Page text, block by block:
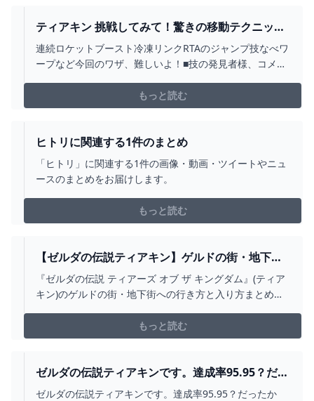
ティアキン 挑戦してみて！驚きの移動テクニック
９ ゼルダの伝説 ティアーズ オブ ザ キングダム -
YOUTUBE
連続ロケットブースト冷凍リンクRTAのジャンプ技なべワ
ープなど今回のワザ、難しいよ！■技の発見者様、コメン
戦してみて#ティアキン#バグ#小ネタ#裏技#ぶらリンク
もっと読む
ヒトリに関連する1件のまとめ
「ヒトリ」に関連する1件の画像・動画・ツイートやニュ
ースのまとめをお届けします。
もっと読む
【ゼルダの伝説ティアキン】ゲルドの街・地下街
への行き方と入り方 こころぐゲーム
『ゼルダの伝説 ティアーズ オブ ザ キングダム』(ティア
キン)のゲルドの街・地下街への行き方と入り方まとめで
入方法を順を追って解説しています。
もっと読む
ゼルダの伝説ティアキンです。達成率95.95？だっ
たかな、とに... - YAHOO!知恵袋
ゼルダの伝説ティアキンです。達成率95.95？だったか